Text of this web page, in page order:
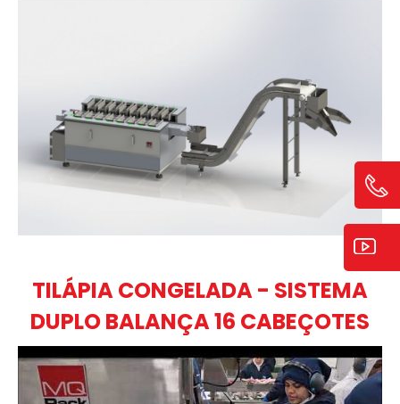
TILÁPIA CONGELADA - SISTEMA
DUPLO BALANÇA 16 CABEÇOTES